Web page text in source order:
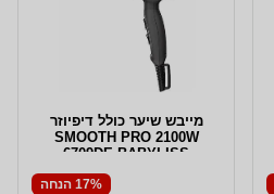
מייבש שיער כולל דיפיוזר
SMOOTH PRO 2100W
6709DE BABYLISS
17% הנחה